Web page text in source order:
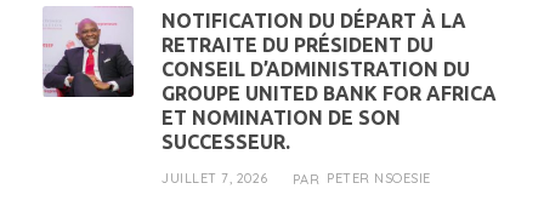
NOTIFICATION DU DÉPART À LA
RETRAITE DU PRÉSIDENT DU
CONSEIL D’ADMINISTRATION DU
GROUPE UNITED BANK FOR AFRICA
ET NOMINATION DE SON
SUCCESSEUR.
JUILLET 7, 2026 PAR PETER NSOESIE